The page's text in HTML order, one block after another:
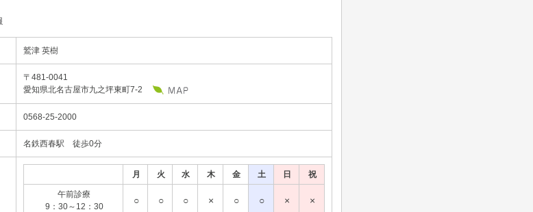
鷲津 英樹
〒481-0041
愛知県北名古屋市九之坪東町7-2
0568-25-2000
名鉄西春駅 徒歩0分
月 火 水 木 金 土 日 祝
午前診療
9：30～12：30
○ ○ ○ × ○ ○ × ×